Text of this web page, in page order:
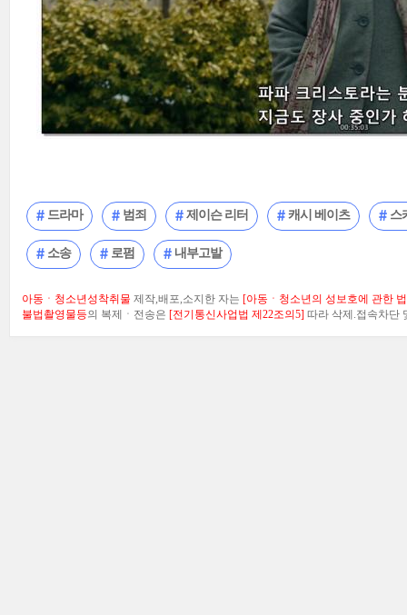
드라마 범죄 제이슨 리터 캐시 베이츠 스
소송 로펌 내부고발
아동ㆍ청소년성착취물 제작,배포,소지한 자는 [아동ㆍ청소년의 성보호에 관한
불법촬영물등의 복제ㆍ전송은 [전기통신사업법 제22조의5] 따라 삭제.접속차단